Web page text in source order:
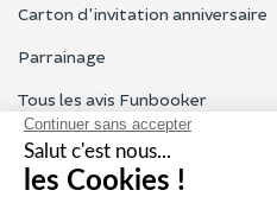
Carton d'invitation anniversaire
Parrainage
Tous les avis Funbooker
Particuliers, entreprises,